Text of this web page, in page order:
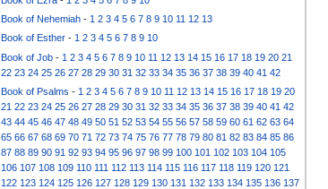
Book of Nehemiah - 1 2 3 4 5 6 7 8 9 10 11 12 13
Book of Esther - 1 2 3 4 5 6 7 8 9 10
Book of Job - 1 2 3 4 5 6 7 8 9 10 11 12 13 14 15 16 17 18 19 20 21
22 23 24 25 26 27 28 29 30 31 32 33 34 35 36 37 38 39 40 41 42
Book of Psalms - 1 2 3 4 5 6 7 8 9 10 11 12 13 14 15 16 17 18 19 20
21 22 23 24 25 26 27 28 29 30 31 32 33 34 35 36 37 38 39 40 41 42
43 44 45 46 47 48 49 50 51 52 53 54 55 56 57 58 59 60 61 62 63 64
65 66 67 68 69 70 71 72 73 74 75 76 77 78 79 80 81 82 83 84 85 86
87 88 89 90 91 92 93 94 95 96 97 98 99 100 101 102 103 104 105
106 107 108 109 110 111 112 113 114 115 116 117 118 119 120 121
122 123 124 125 126 127 128 129 130 131 132 133 134 135 136 137